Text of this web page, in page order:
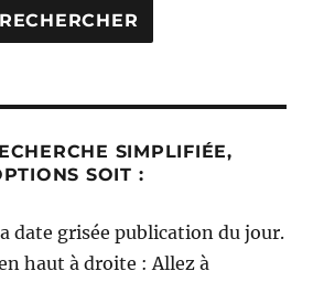
RECHERCHER
SIMPLIFIÉE,
SOIT :
date grisée publication du jour.
haut à droite : Allez à